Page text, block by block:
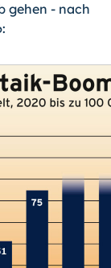
gehen - nach